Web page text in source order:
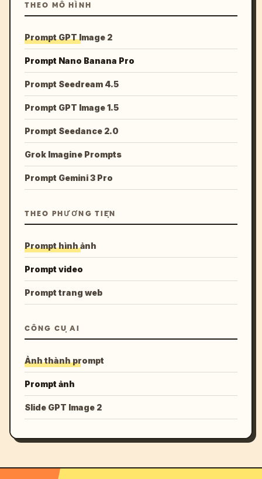
THEO MÔ HÌNH
Prompt GPT Image 2
Prompt Nano Banana Pro
Prompt Seedream 4.5
Prompt GPT Image 1.5
Prompt Seedance 2.0
Grok Imagine Prompts
Prompt Gemini 3 Pro
THEO PHƯƠNG TIỆN
Prompt hình ảnh
Prompt video
Prompt trang web
CÔNG CỤ AI
Ảnh thành prompt
Prompt ảnh
Slide GPT Image 2